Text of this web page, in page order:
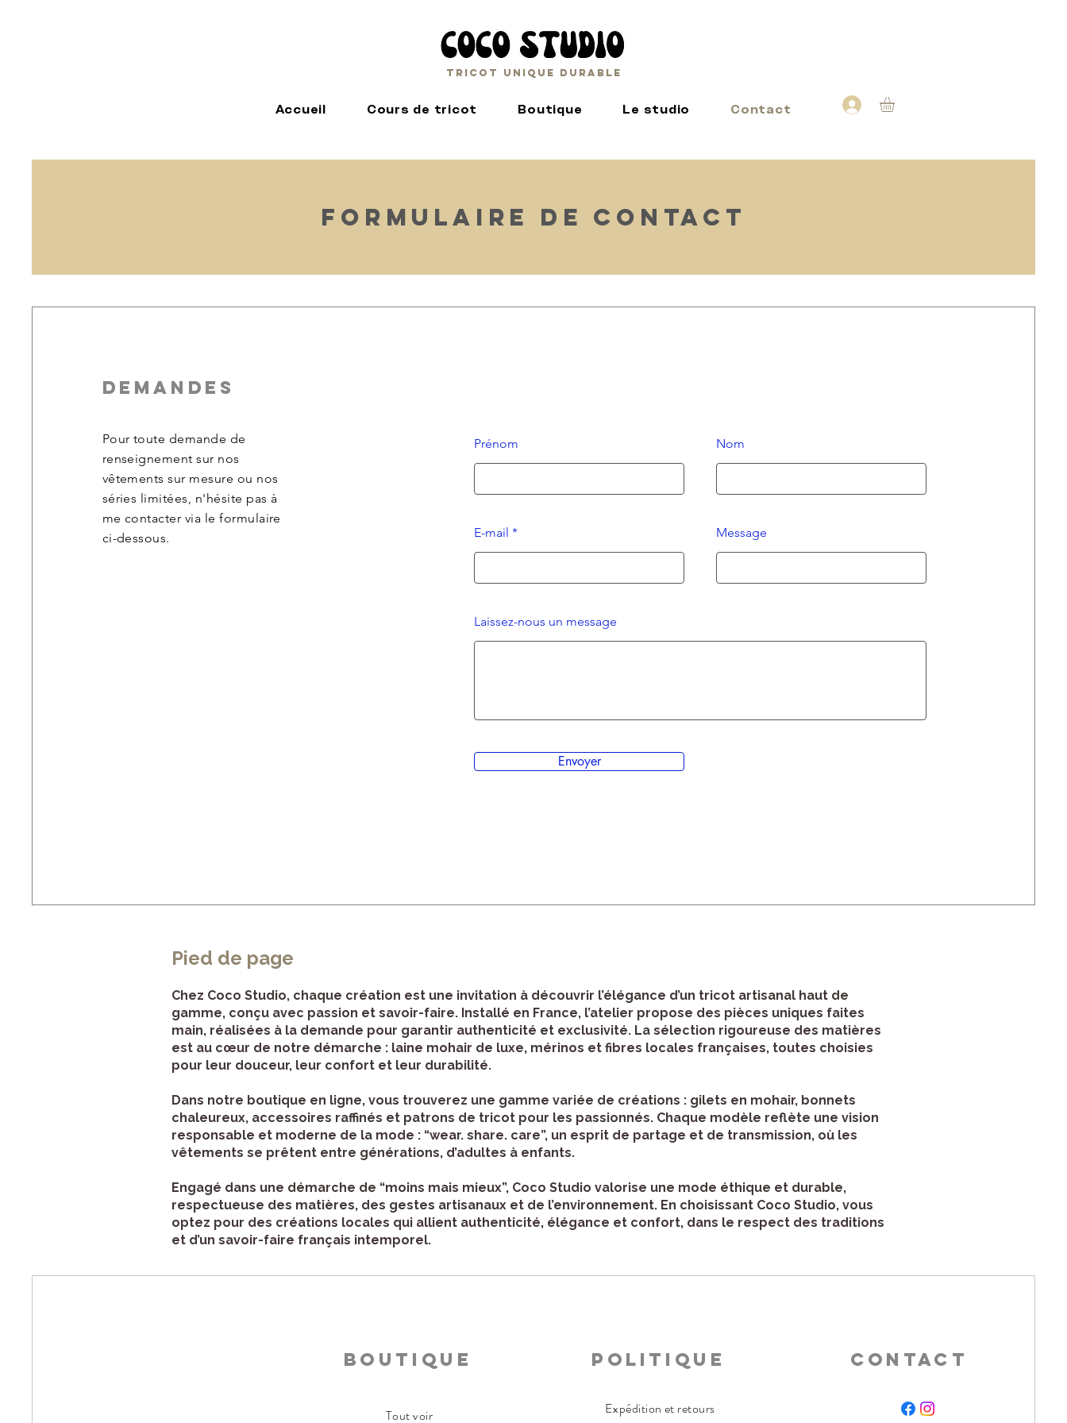
Tricot unique durable
Accueil Cours de tricot Boutique Le studio Contact
FORMULAIRE DE CONTACT
Demandes
Pour toute demande de
renseignement sur nos
vêtements sur mesure ou nos
séries limitées, n'hésite pas à
me contacter via le formulaire
ci-dessous.
Prénom Nom
E-mail Message
Laissez-nous un message
Envoyer
Pied de page
Chez Coco Studio, chaque création est une invitation à découvrir l’élégance d’un tricot artisanal haut de
gamme, conçu avec passion et savoir-faire. Installé en France, l’atelier propose des pièces uniques faites
main, réalisées à la demande pour garantir authenticité et exclusivité. La sélection rigoureuse des matières
est au cœur de notre démarche : laine mohair de luxe, mérinos et fibres locales françaises, toutes choisies
pour leur douceur, leur confort et leur durabilité.
Dans notre boutique en ligne, vous trouverez une gamme variée de créations : gilets en mohair, bonnets
chaleureux, accessoires raffinés et patrons de tricot pour les passionnés. Chaque modèle reflète une vision
responsable et moderne de la mode : “wear. share. care”, un esprit de partage et de transmission, où les
vêtements se prêtent entre générations, d’adultes à enfants.
Engagé dans une démarche de “moins mais mieux”, Coco Studio valorise une mode éthique et durable,
respectueuse des matières, des gestes artisanaux et de l’environnement. En choisissant Coco Studio, vous
optez pour des créations locales qui allient authenticité, élégance et confort, dans le respect des traditions
et d’un savoir-faire français intemporel.
Boutique
Tout voir
Politique
Expédition et retours
CONTACT